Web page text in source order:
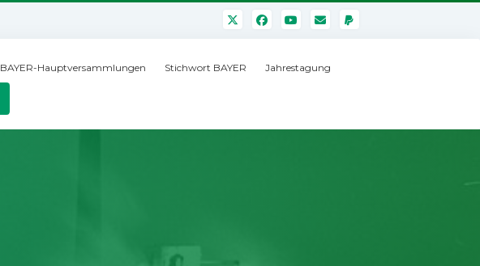
BAYER-Hauptversammlungen Stichwort BAYER Jahrestagung